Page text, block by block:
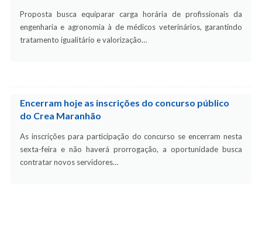
Proposta busca equiparar carga horária de profissionais da
engenharia e agronomia à de médicos veterinários, garantindo
tratamento igualitário e valorização…
Encerram hoje as inscrições do concurso público
do Crea Maranhão
As inscrições para participação do concurso se encerram nesta
sexta-feira e não haverá prorrogação, a oportunidade busca
contratar novos servidores…